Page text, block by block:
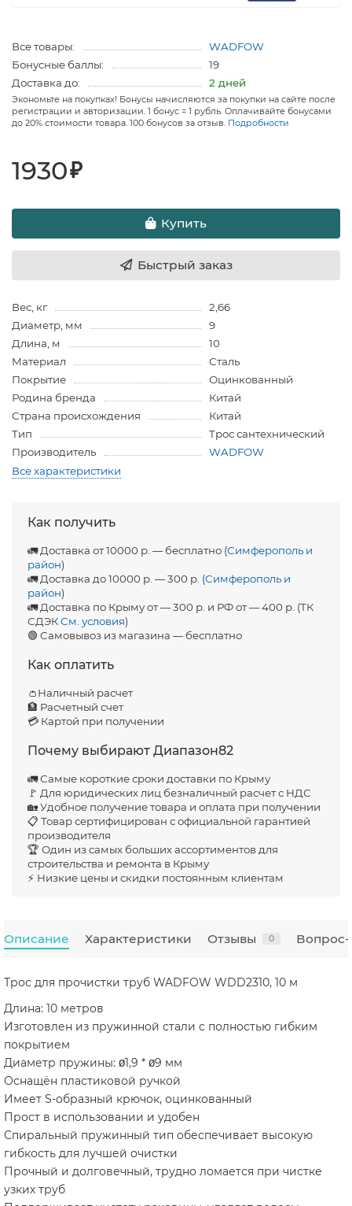
Все товары:
WADFOW
Бонусные баллы:
19
Доставка до:
2 дней
Экономьте на покупках! Бонусы начисляются за покупки на сайте после
регистрации и авторизации. 1 бонус = 1 рубль. Оплачивайте бонусами
до 20% стоимости товара. 100 бонусов за отзыв. Подробности
1930₽
Купить
Быстрый заказ
Вес, кг
2,66
Диаметр, мм
9
Длина, м
10
Материал
Сталь
Покрытие
Оцинкованный
Родина бренда
Китай
Страна происхождения
Китай
Тип
Трос сантехнический
Производитель
WADFOW
Все характеристики
Как получить
🚛 Доставка от 10000 р. — бесплатно (Симферополь и
район)
🚛 Доставка до 10000 р. — 300 р. (Симферополь и
район)
🚛 Доставка по Крыму от — 300 р. и РФ от — 400 р. (ТК
СДЭКСм. условия)
🟢 Самовывоз из магазина — бесплатно
Как оплатить
👛Наличный расчет
🏦 Расчетный счет
💳 Картой при получении
Почему выбирают Диапазон82
🚛 Самые короткие сроки доставки по Крыму
🚩 Для юридических лиц безналичный расчет с НДС
🏡 Удобное получение товара и оплата при получении
📋 Товар сертифицирован с официальной гарантией
производителя
🏆 Один из самых больших ассортиментов для
строительства и ремонта в Крыму
⚡ Низкие цены и скидки постоянным клиентам
Описание Характеристики Отзывы 0 Вопрос-
Трос для прочистки труб WADFOW WDD2310, 10 м
Длина: 10 метров
Изготовлен из пружинной стали с полностью гибким
покрытием
Диаметр пружины: Ø1,9 * Ø9 мм
Оснащён пластиковой ручкой
Имеет S-образный крючок, оцинкованный
Прост в использовании и удобен
Спиральный пружинный тип обеспечивает высокую
гибкость для лучшей очистки
Прочный и долговечный, трудно ломается при чистке
узких труб